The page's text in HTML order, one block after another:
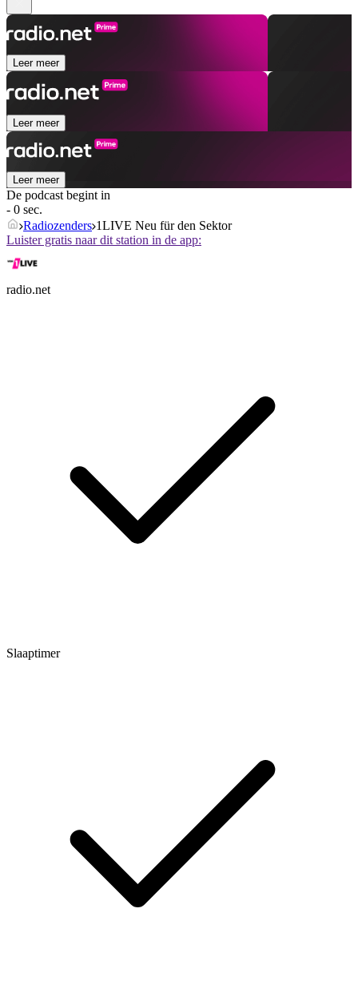
Leer meer
Leer meer
Leer meer
De podcast begint in
- 0 sec.
Radiozenders 1LIVE Neu für den Sektor
Luister gratis naar dit station in de app:
radio.net
Slaaptimer